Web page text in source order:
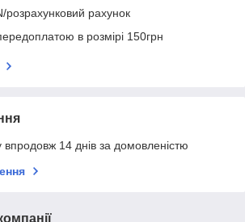
рахунок
в розмірі 150грн
14 днів за домовленістю